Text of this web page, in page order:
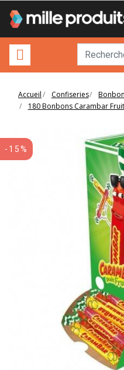
Accueil Confiseries
180 Bonbons Carambar Fruit
-15%